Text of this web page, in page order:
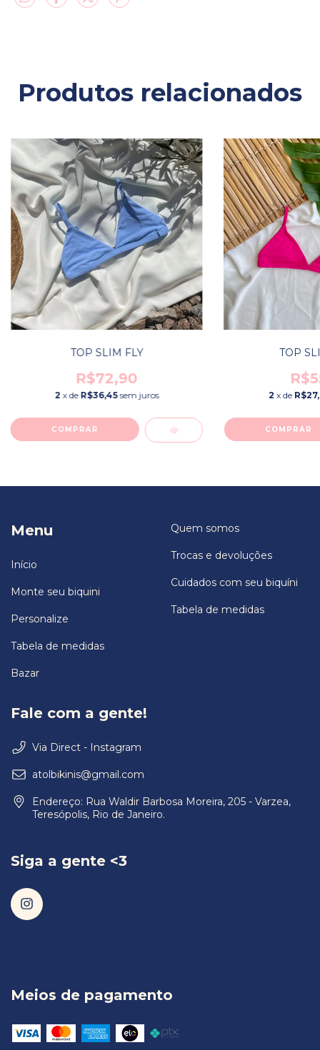
Produtos relacionados
TOP SLIM FLY
R$72,90
2 x de R$36,45 sem juros
COMPRAR
TOP
2 x de
COMPRAR
Menu
Início
Monte seu biquini
Personalize
Tabela de medidas
Bazar
Quem somos
Trocas e devoluções
Cuidados com seu biquíni
Tabela de medidas
Fale com a gente!
Via Direct - Instagram
atolbikinis@gmail.com
Endereço: Rua Waldir Barbosa Moreira, 205 - Varzea,
Teresópolis, Rio de Janeiro.
Siga a gente <3
Meios de pagamento